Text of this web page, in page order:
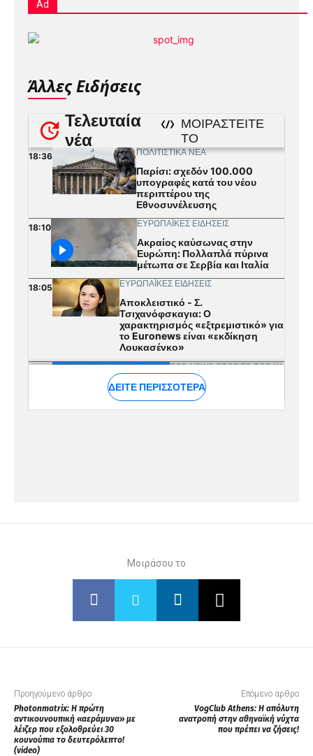
Ad
Άλλες Ειδήσεις
Μοιράσου το
Προηγούμενο άρθρο
Photonmatrix: Η πρώτη
αντικουνουπική «αεράμυνα» με
λέιζερ που εξολοθρεύει 30
κουνούπια το δευτερόλεπτο!
(video)
Επόμενο άρθρο
VogClub Athens: Η απόλυτη
ανατροπή στην αθηναϊκή νύχτα
που πρέπει να ζήσεις!